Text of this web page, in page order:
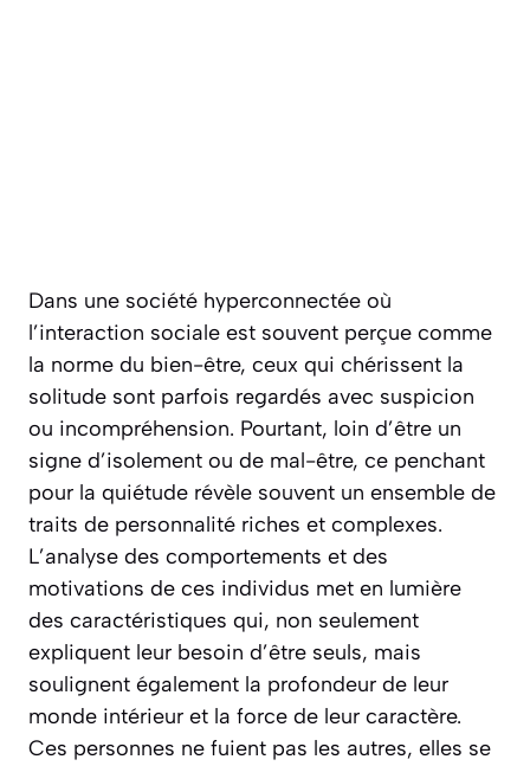
Dans une société hyperconnectée où
l’interaction sociale est souvent perçue comme
la norme du bien-être, ceux qui chérissent la
solitude sont parfois regardés avec suspicion
ou incompréhension. Pourtant, loin d’être un
signe d’isolement ou de mal-être, ce penchant
pour la quiétude révèle souvent un ensemble de
traits de personnalité riches et complexes.
L’analyse des comportements et des
motivations de ces individus met en lumière
des caractéristiques qui, non seulement
expliquent leur besoin d’être seuls, mais
soulignent également la profondeur de leur
monde intérieur et la force de leur caractère.
Ces personnes ne fuient pas les autres, elles se